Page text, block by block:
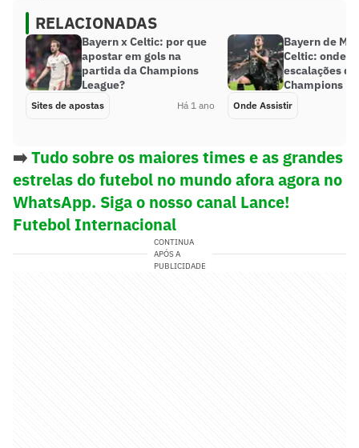
RELACIONADAS
Bayern x Celtic: por que
apostar em gols na
partida da Champions
League?
Sites de apostas Há 1 ano
Bayern de
Celtic: onde
escalações
Champions
Onde Assistir
➡️Tudo sobre os maiores times e as grandes
estrelas do futebol no mundo afora agora no
WhatsApp. Siga o nosso canal Lance!
Futebol Internacional
CONTINUA
APÓS A
PUBLICIDADE